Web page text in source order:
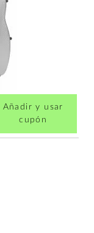
Añadir y usar
cupón